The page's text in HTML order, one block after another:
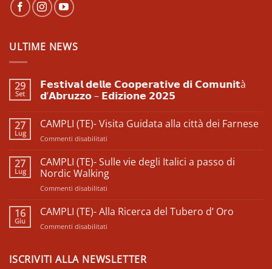
ULTIME NEWS
29
Set
𝗙𝗲𝘀𝘁𝗶𝘃𝗮𝗹 𝗱𝗲𝗹𝗹𝗲 𝗖𝗼𝗼𝗽𝗲𝗿𝗮𝘁𝗶𝘃𝗲 𝗱𝗶 𝗖𝗼𝗺𝘂𝗻𝗶𝘁à
𝗱’𝗔𝗯𝗿𝘂𝘇𝘇𝗼 – 𝗘𝗱𝗶𝘇𝗶𝗼𝗻𝗲 𝟮𝟬𝟮𝟱
su
𝗱𝗲𝗹𝗹𝗲
𝗖𝗼𝗺𝘂𝗻𝗶𝘁à
𝗱’𝗔𝗯𝗿𝘂𝘇𝘇𝗼
–
𝗘𝗱𝗶𝘇𝗶𝗼𝗻𝗲
27
Lug
CAMPLI (TE)- Visita Guidata alla città dei Farnese
Commenti disabilitati
(TE)-
Guidata
dei
27
Lug
CAMPLI (TE)- Sulle vie degli Italici a passo di
Nordic Walking
Commenti disabilitati
(TE)-
a
16
Giu
CAMPLI (TE)- Alla Ricerca del Tubero d’ Oro
Commenti disabilitati
Alla
ISCRIVITI ALLA NEWSLETTER